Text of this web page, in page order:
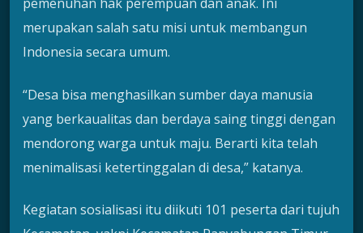
merupakan salah satu misi untuk membangun
Indonesia secara umum.
“Desa bisa menghasilkan sumber daya manusia
yang berkaualitas dan berdaya saing tinggi dengan
mendorong warga untuk maju. Berarti kita telah
menimalisasi ketertinggalan di desa,” katanya.
Kegiatan sosialisasi itu diikuti 101 peserta dari tujuh